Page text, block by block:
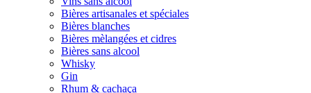
Bières artisanales et spéciales
Bières blanches
Bières mèlangées et cidres
Bières sans alcool
Whisky
Gin
Rhum & cachaça